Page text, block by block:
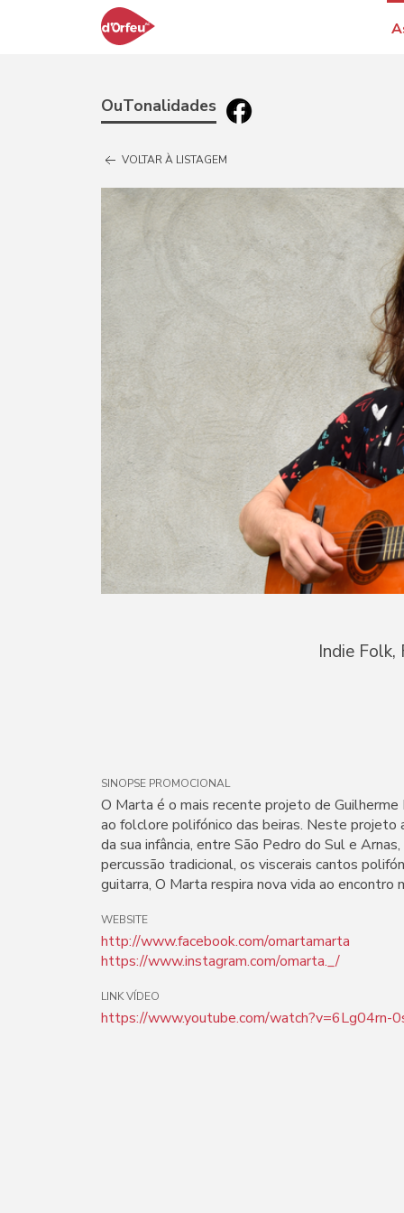
OuTonalidades
VOLTAR À LISTAGEM
Indie
SINOPSE PROMOCIONAL
O Marta é o mais recente projeto de
ao folclore polifónico das beiras. Neste projeto
da sua infância, entre São Pedro do Sul e
percussão tradicional, os viscerais cantos
guitarra, O Marta respira nova vida ao
WEBSITE
http://www.facebook.com/omartamarta
https://www.instagram.com/omarta._/
LINK VÍDEO
https://www.youtube.com/watch?v=6Lg04rn-